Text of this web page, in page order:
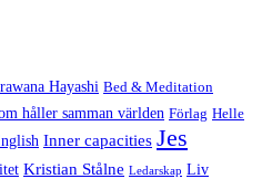
Hayashi Bed & Meditation
håller samman världen Förlag Helle
Inner capacities Jes
Kristian Stålne Ledarskap Liv